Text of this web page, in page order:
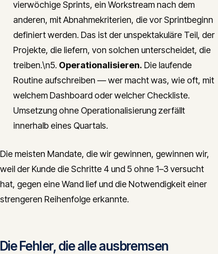
vierwöchige Sprints, ein Workstream nach dem
anderen, mit Abnahmekriterien, die vor Sprintbeginn
definiert werden. Das ist der unspektakuläre Teil, der
Projekte, die liefern, von solchen unterscheidet, die
treiben.\n5. Operationalisieren. Die laufende
Routine aufschreiben — wer macht was, wie oft, mit
welchem Dashboard oder welcher Checkliste.
Umsetzung ohne Operationalisierung zerfällt
innerhalb eines Quartals.
Die meisten Mandate, die wir gewinnen, gewinnen wir,
weil der Kunde die Schritte 4 und 5 ohne 1–3 versucht
hat, gegen eine Wand lief und die Notwendigkeit einer
strengeren Reihenfolge erkannte.
Die Fehler, die alle ausbremsen